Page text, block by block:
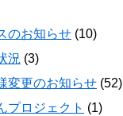
のお知らせ (10)
況 (3)
変更のお知らせ (52)
プロジェクト (1)